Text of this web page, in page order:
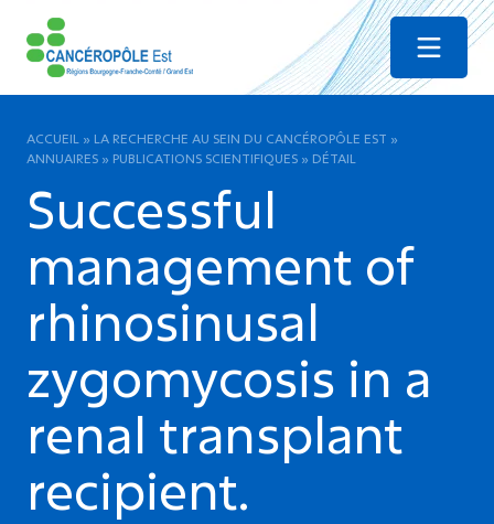
Menu
ACCUEIL » LA RECHERCHE AU SEIN DU CANCÉROPÔLE EST »
ANNUAIRES » PUBLICATIONS SCIENTIFIQUES » DÉTAIL
Successful
management of
rhinosinusal
zygomycosis in a
renal transplant
recipient.